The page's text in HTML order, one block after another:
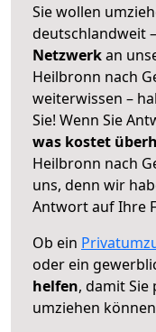
Sie wollen
deutschlandweit
Netzwerkan
Heilbronn nach
weiterwissen –
Sie! Wenn Sie
was kostet
Heilbronn nach
uns, denn wir
Antwort auf Ihre
Ob ein
oder ein
helfen, damit
umziehen